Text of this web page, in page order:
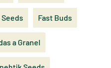
Fast Buds
a Granel